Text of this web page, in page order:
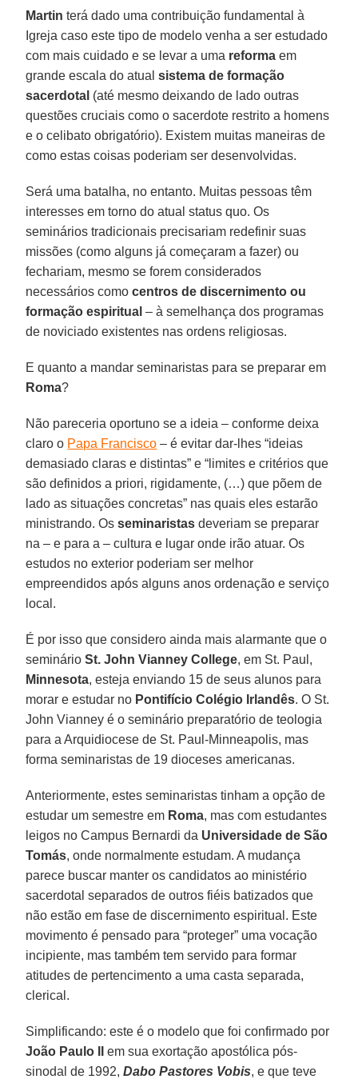
Martin terá dado uma contribuição fundamental à
Igreja caso este tipo de modelo venha a ser estudado
com mais cuidado e se levar a uma reforma em
grande escala do atualsistema de formação
sacerdotal (até mesmo deixando de lado outras
questões cruciais como o sacerdote restrito a homens
e o celibato obrigatório). Existem muitas maneiras de
como estas coisas poderiam ser desenvolvidas.
Será uma batalha, no entanto. Muitas pessoas têm
interesses em torno do atual status quo. Os
seminários tradicionais precisariam redefinir suas
missões (como alguns já começaram a fazer) ou
fechariam, mesmo se forem considerados
necessários comocentros de discernimento ou
formação espiritual – à semelhança dos programas
de noviciado existentes nas ordens religiosas.
E quanto a mandar seminaristas para se preparar em
Roma?
Não pareceria oportuno se a ideia – conforme deixa
claro o Papa Francisco – é evitar dar-lhes “ideias
demasiado claras e distintas” e “limites e critérios que
são definidos a priori, rigidamente, (…) que põem de
lado as situações concretas” nas quais eles estarão
ministrando. Osseminaristas deveriam se preparar
na – e para a – cultura e lugar onde irão atuar. Os
estudos no exterior poderiam ser melhor
empreendidos após alguns anos ordenação e serviço
local.
É por isso que considero ainda mais alarmante que o
seminárioSt. John Vianney College, em St. Paul,
Minnesota, esteja enviando 15 de seus alunos para
morar e estudar no Pontifício Colégio Irlandês. O St.
John Vianney é o seminário preparatório de teologia
para a Arquidiocese de St. Paul-Minneapolis, mas
forma seminaristas de 19 dioceses americanas.
Anteriormente, estes seminaristas tinham a opção de
estudar um semestre em Roma, mas com estudantes
leigos no Campus Bernardi da Universidade de São
Tomás, onde normalmente estudam. A mudança
parece buscar manter os candidatos ao ministério
sacerdotal separados de outros fiéis batizados que
não estão em fase de discernimento espiritual. Este
movimento é pensado para “proteger” uma vocação
incipiente, mas também tem servido para formar
atitudes de pertencimento a uma casta separada,
clerical.
Simplificando: este é o modelo que foi confirmado por
João Paulo II
em sua exortação apostólica pós-
sinodal de 1992,Dabo Pastores Vobis, e que teve